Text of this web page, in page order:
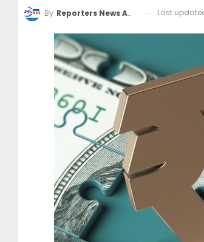
By Reporters News Agency Last